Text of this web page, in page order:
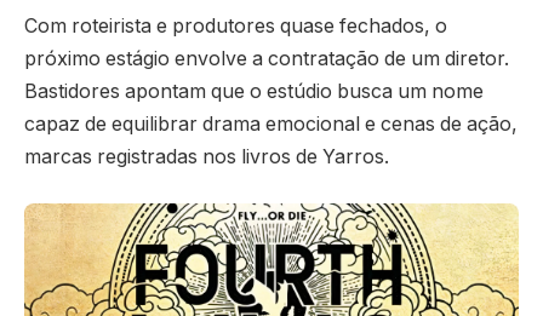
Com roteirista e produtores quase fechados, o
próximo estágio envolve a contratação de um diretor.
Bastidores apontam que o estúdio busca um nome
capaz de equilibrar drama emocional e cenas de ação,
marcas registradas nos livros de Yarros.